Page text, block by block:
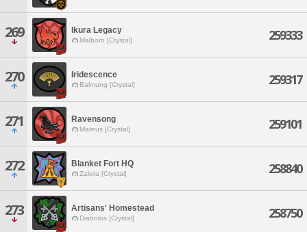
269 Ikura Legacy
Malboro [Crystal] 259333
270 Iridescence
Balmung [Crystal] 259317
271 Ravensong
Mateus [Crystal] 259101
272 Blanket Fort HQ
Zalera [Crystal] 258840
273 Artisans' Homestead
Diabolos [Crystal] 258750